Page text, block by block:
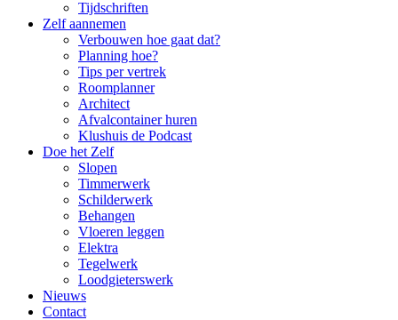
Tijdschriften
Zelf aannemen
Verbouwen hoe gaat dat?
Planning hoe?
Tips per vertrek
Roomplanner
Architect
Afvalcontainer huren
Klushuis de Podcast
Doe het Zelf
Slopen
Timmerwerk
Schilderwerk
Behangen
Vloeren leggen
Elektra
Tegelwerk
Loodgieterswerk
Nieuws
Contact